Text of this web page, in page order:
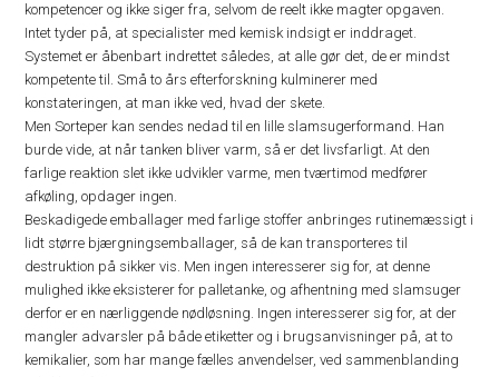
kompetencer og ikke siger fra, selvom de reelt ikke magter opgaven.
Intet tyder på, at specialister med kemisk indsigt er inddraget.
Systemet er åbenbart indrettet således, at alle gør det, de er mindst
kompetente til. Små to års efterforskning kulminerer med
konstateringen, at man ikke ved, hvad der skete.
Men Sorteper kan sendes nedad til en lille slamsugerformand. Han
burde vide, at når tanken bliver varm, så er det livsfarligt. At den
farlige reaktion slet ikke udvikler varme, men tværtimod medfører
afkøling, opdager ingen.
Beskadigede emballager med farlige stoffer anbringes rutinemæssigt i
lidt større bjærgningsemballager, så de kan transporteres til
destruktion på sikker vis. Men ingen interesserer sig for, at denne
mulighed ikke eksisterer for palletanke, og afhentning med slamsuger
derfor er en nærliggende nødløsning. Ingen interesserer sig for, at der
mangler advarsler på både etiketter og i brugsanvisninger på, at to
kemikalier, som har mange fælles anvendelser, ved sammenblanding